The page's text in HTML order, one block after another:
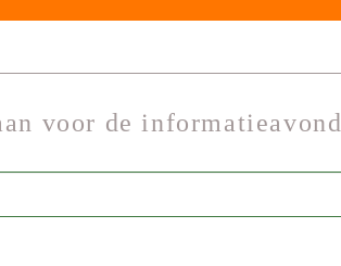
voor de informatieavond